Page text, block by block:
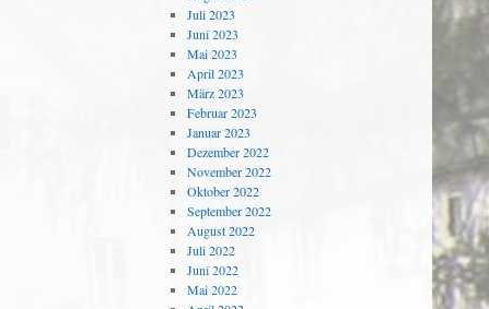
Juli 2023
Juni 2023
Mai 2023
April 2023
März 2023
Februar 2023
Januar 2023
Dezember 2022
November 2022
Oktober 2022
September 2022
August 2022
Juli 2022
Juni 2022
Mai 2022